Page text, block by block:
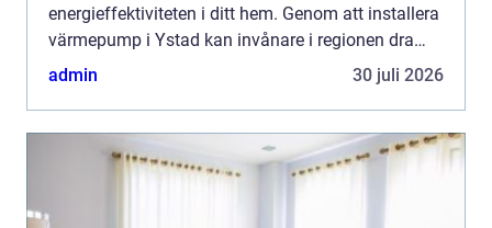
energieffektiviteten i ditt hem. Genom att installera
värmepump i Ystad kan invånare i regionen dra
nytta av de...
admin 30 juli 2026